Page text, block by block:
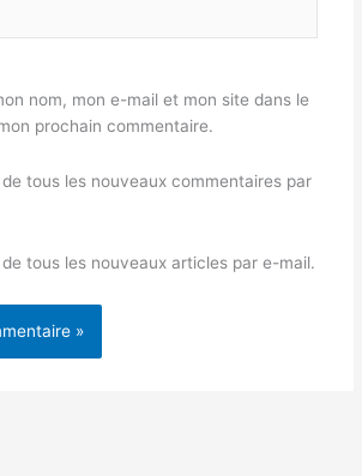
nom, mon e-mail et mon site dans le
prochain commentaire.
tous les nouveaux commentaires par
tous les nouveaux articles par e-mail.